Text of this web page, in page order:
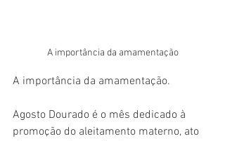
A importância da amamentação
A importância da amamentação.
Agosto Dourado é o mês dedicado à
promoção do aleitamento materno, ato